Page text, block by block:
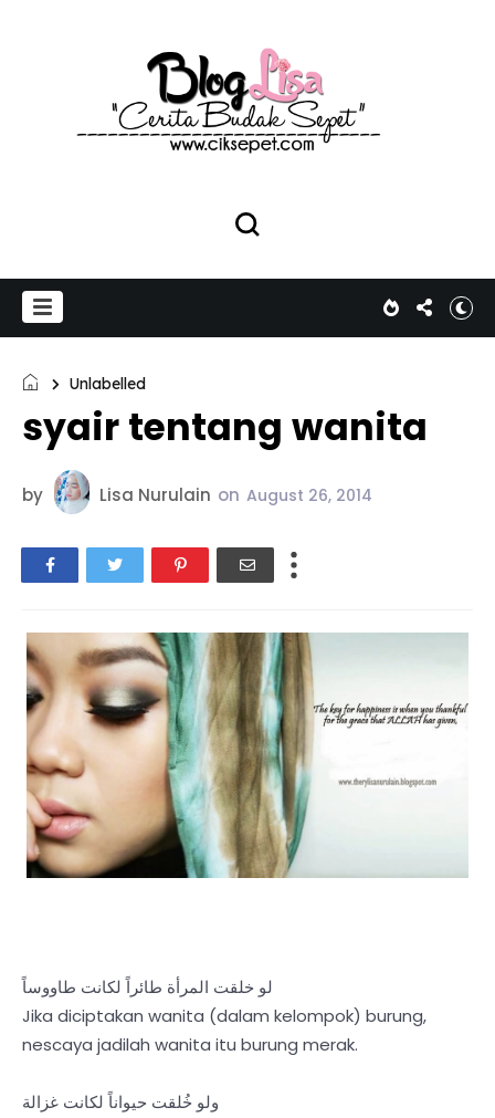
Unlabelled
syair tentang wanita
by Lisa Nurulain on August 26, 2014
لو خلقت المرأة طائراً لكانت طاووساً
Jika diciptakan wanita (dalam kelompok) burung,
nescaya jadilah wanita itu burung merak.
ولو خُلقت حيواناً لكانت غزالة